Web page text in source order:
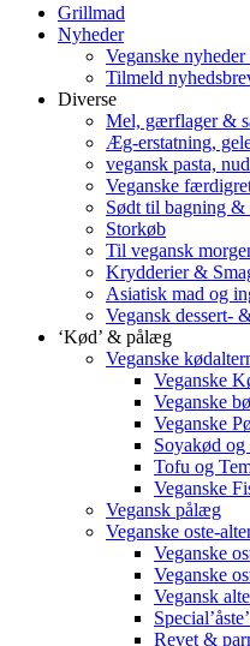
Grillmad
Nyheder
Veganske nyheder
Tilmeld
Diverse
Mel, gærflager &
Æg-erstatning,
vegansk pasta,
Veganske
Sødt til bagning &
Storkøb
Til vegansk
Krydderier &
Asiatisk mad og
Vegansk dessert-
‘Kød’ & pålæg
Veganske
Veganske
Veganske
Veganske
Soyakød
Tofu og
Veganske
Vegansk pålæg
Veganske oste-
Veganske
Veganske
Vegansk
Special’åste’
Revet &